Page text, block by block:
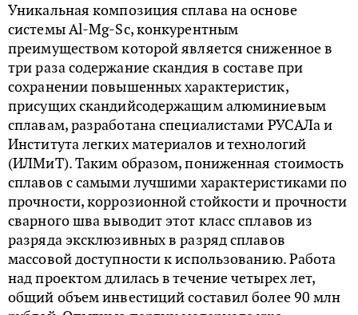
Уникальная композиция сплава на основе
системы Al-Mg-Sc, конкурентным
преимуществом которой является сниженное в
три раза содержание скандия в составе при
сохранении повышенных характеристик,
присущих скандийсодержащим алюминиевым
сплавам, разработана специалистами РУСАЛа и
Института легких материалов и технологий
(ИЛМиТ). Таким образом, пониженная стоимость
сплавов с самыми лучшими характеристиками по
прочности, коррозионной стойкости и прочности
сварного шва выводит этот класс сплавов из
разряда эксклюзивных в разряд сплавов
массовой доступности к использованию. Работа
над проектом длилась в течение четырех лет,
общий объем инвестиций составил более 90 млн